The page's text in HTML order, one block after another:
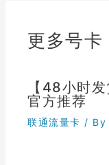
更多号卡
【48小时
官方推荐
联通流量卡 / By